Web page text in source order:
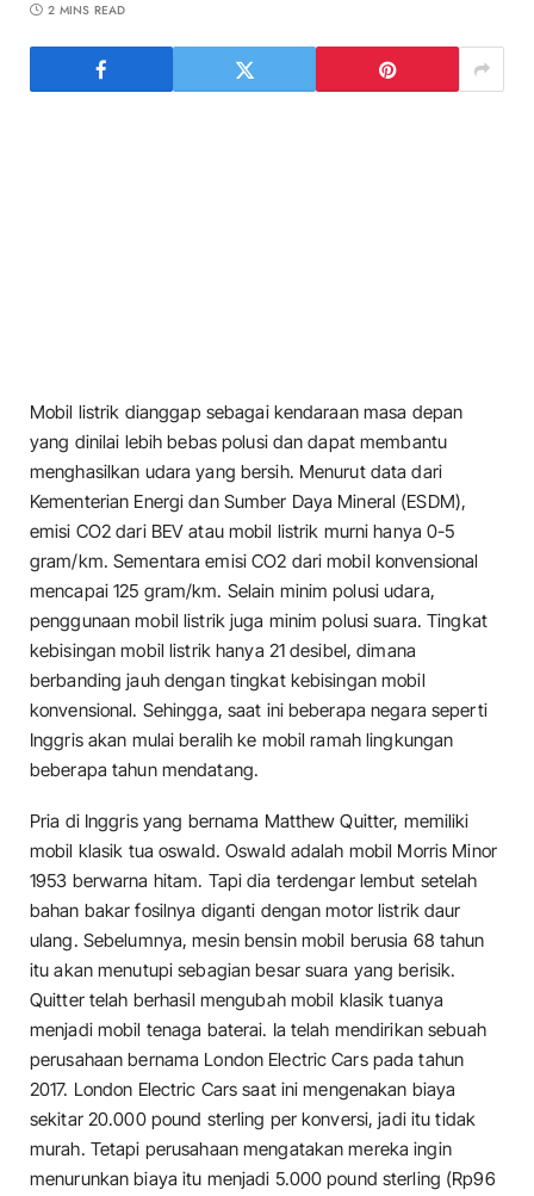
2 MINS READ
Mobil listrik dianggap sebagai kendaraan masa depan
yang dinilai lebih bebas polusi dan dapat membantu
menghasilkan udara yang bersih. Menurut data dari
Kementerian Energi dan Sumber Daya Mineral (ESDM),
emisi CO2 dari BEV atau mobil listrik murni hanya 0-5
gram/km. Sementara emisi CO2 dari mobil konvensional
mencapai 125 gram/km. Selain minim polusi udara,
penggunaan mobil listrik juga minim polusi suara. Tingkat
kebisingan mobil listrik hanya 21 desibel, dimana
berbanding jauh dengan tingkat kebisingan mobil
konvensional. Sehingga, saat ini beberapa negara seperti
Inggris akan mulai beralih ke mobil ramah lingkungan
beberapa tahun mendatang.
Pria di Inggris yang bernama Matthew Quitter, memiliki
mobil klasik tua oswald. Oswald adalah mobil Morris Minor
1953 berwarna hitam. Tapi dia terdengar lembut setelah
bahan bakar fosilnya diganti dengan motor listrik daur
ulang. Sebelumnya, mesin bensin mobil berusia 68 tahun
itu akan menutupi sebagian besar suara yang berisik.
Quitter telah berhasil mengubah mobil klasik tuanya
menjadi mobil tenaga baterai. Ia telah mendirikan sebuah
perusahaan bernama London Electric Cars pada tahun
2017. London Electric Cars saat ini mengenakan biaya
sekitar 20.000 pound sterling per konversi, jadi itu tidak
murah. Tetapi perusahaan mengatakan mereka ingin
menurunkan biaya itu menjadi 5.000 pound sterling (Rp96